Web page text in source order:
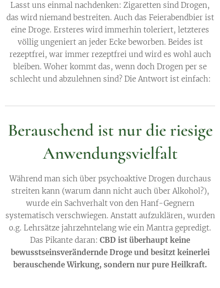
Lasst uns einmal nachdenken: Zigaretten sind Drogen,
das wird niemand bestreiten. Auch das Feierabendbier ist
eine Droge. Ersteres wird immerhin toleriert, letzteres
völlig ungeniert an jeder Ecke beworben. Beides ist
rezeptfrei, war immer rezeptfrei und wird es wohl auch
bleiben. Woher kommt das, wenn doch Drogen per se
schlecht und abzulehnen sind? Die Antwort ist einfach:
Berauschend ist nur die riesige
Anwendungsvielfalt
Während man sich über psychoaktive Drogen durchaus
streiten kann (warum dann nicht auch über Alkohol?),
wurde ein Sachverhalt von den Hanf-Gegnern
systematisch verschwiegen. Anstatt aufzuklären, wurden
o.g. Lehrsätze jahrzehntelang wie ein Mantra gepredigt.
Das Pikante daran: CBD ist überhaupt keine
bewusstseinsverändernde Droge und besitzt keinerlei
berauschende Wirkung, sondern nur pure Heilkraft.